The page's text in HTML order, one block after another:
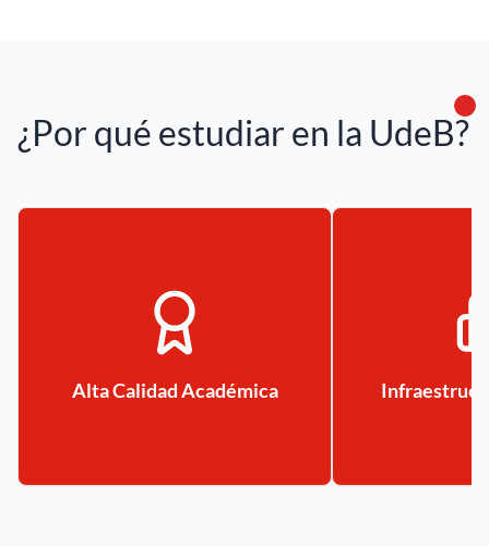
¿Por qué estudiar en la UdeB?
Alta Calidad Académica